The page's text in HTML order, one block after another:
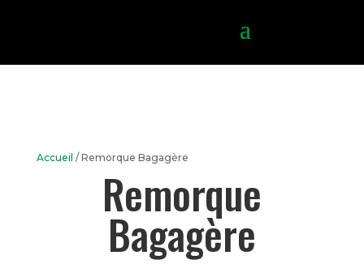
Accueil / Remorque Bagagère
Remorque
Bagagère